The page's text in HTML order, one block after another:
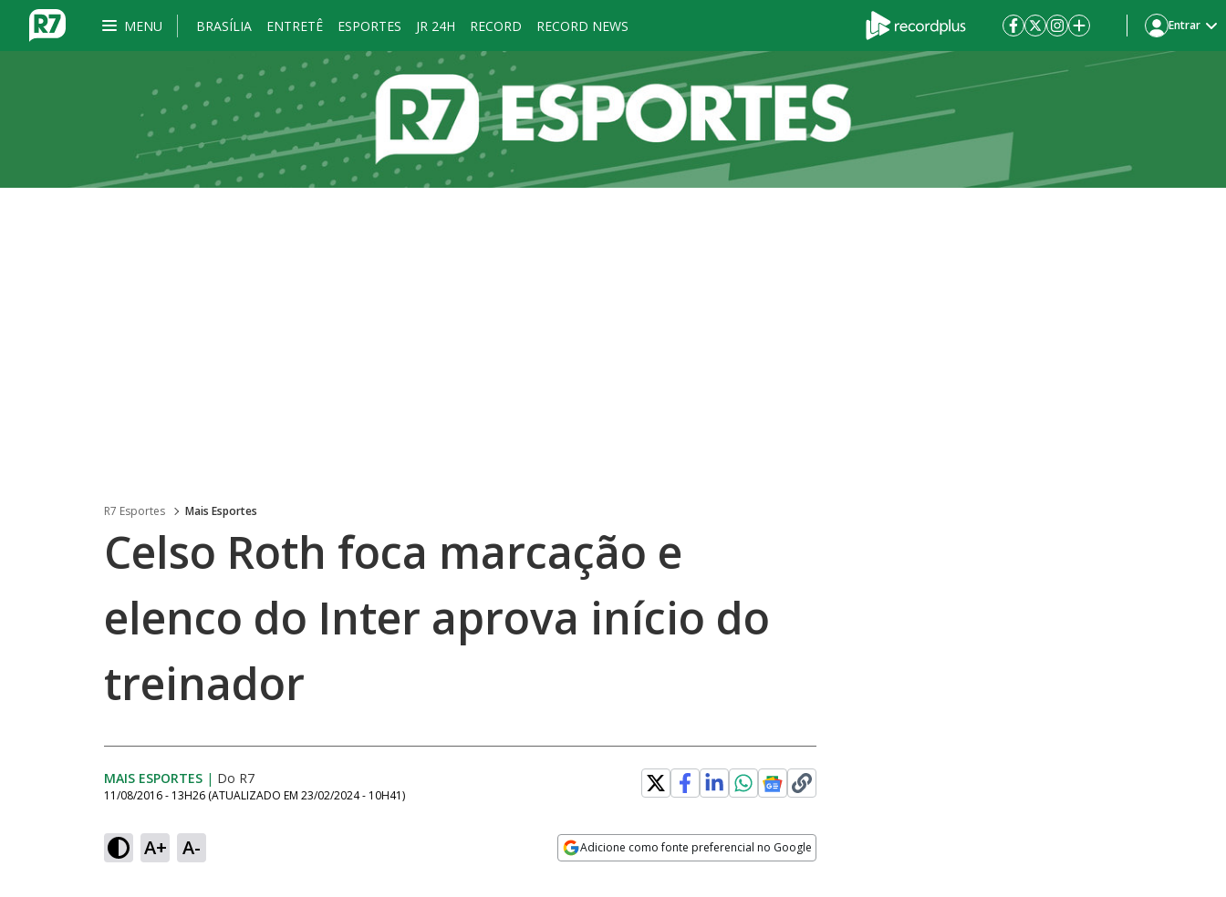
MENU BRASÍLIA ENTRETÊ ESPORTES JR 24H RECORD RECORD NEWS Entrar
R7 Esportes Mais Esportes
Celso Roth foca marcação e
elenco do Inter aprova início do
treinador
MAIS ESPORTES | Do R7
11/08/2016 - 13H26 (ATUALIZADO EM 23/02/2024 - 10H41)
A+ A- Adicione como fonte preferencial no Google